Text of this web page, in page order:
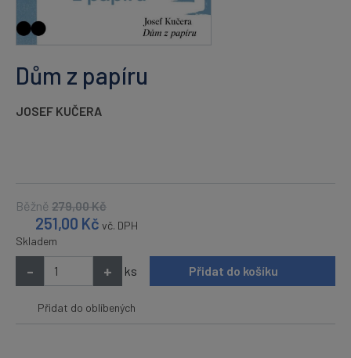
Dům z papíru
JOSEF KUČERA
Běžně 279,00Kč
251,00 Kč vč. DPH
Skladem
- + ks Přidat do košíku
Přidat do oblíbených